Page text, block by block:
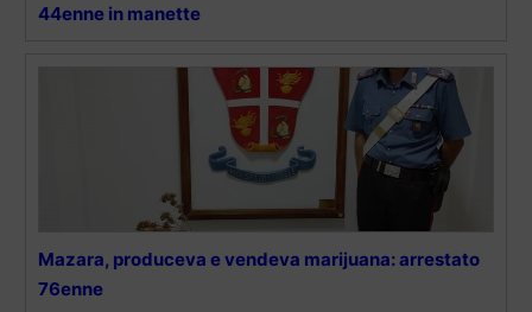
44enne in manette
Mazara, produceva e vendeva marijuana: arrestato
76enne